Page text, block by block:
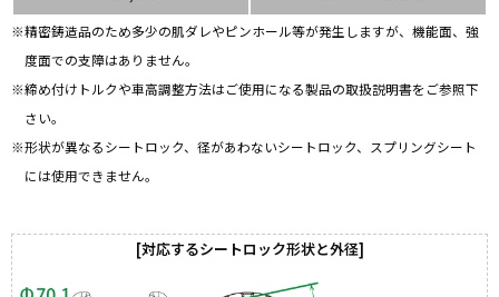
精密鋳造品のため多少の肌ダレやピンホール等が発生しますが、機能面、強
度面での支障はありません。
締め付けトルクや車高調整方法はご使用になる製品の取扱説明書をご参照下
さい。
形状が異なるシートロック、径があわないシートロック、スプリングシート
には使用できません。
対応するシートロック形状と外径